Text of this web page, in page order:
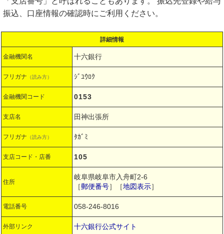
振込、口座情報の確認時にご利用ください。
詳細情報
金融機関名 十六銀行
フリガナ （読み方） ｼﾞﾕｳﾛｸ
金融機関コード 0153
支店名 田神出張所
フリガナ （読み方） ﾀｶﾞﾐ
支店コード・店番 105
住所
岐阜県岐阜市入舟町2-6
［郵便番号］［地図表示］
電話番号 058-246-8016
外部リンク 十六銀行公式サイト